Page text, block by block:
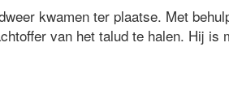
kwamen ter plaatse. Met
van het talud te halen. Hij is